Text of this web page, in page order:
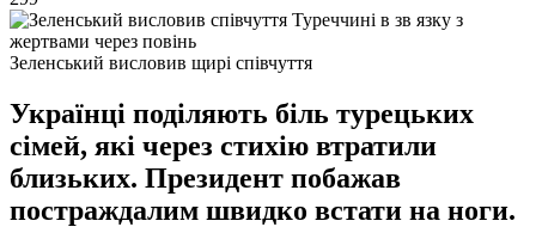
Зеленський висловив щирі співчуття
Українці поділяють біль турецьких
сімей, які через стихію втратили
близьких. Президент побажав
постраждалим швидко встати на ноги.